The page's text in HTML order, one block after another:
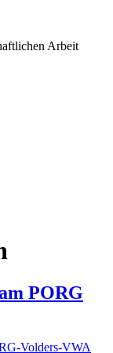
Arbeit
PORG